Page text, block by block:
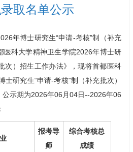
取名单公示
年博士研究生“申请-考核”制（补充
医科大学精神卫生学院2026年博士研
次）招生工作办法》，现将首都医科
研究生“申请-考核”制（补充批次）
示期为2026年06月04日--2026年06
报考导
师
综合考核总
成绩